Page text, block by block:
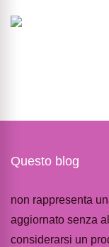
Questo blog
non rappresenta
aggiornato senza
considerarsi un